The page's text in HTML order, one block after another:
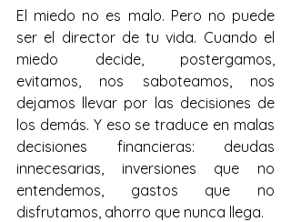
El miedo no es malo. Pero no puede
ser el director de tu vida. Cuando el
miedo decide, postergamos,
evitamos, nos saboteamos, nos
dejamos llevar por las decisiones de
los demás. Y eso se traduce en malas
decisiones financieras: deudas
innecesarias, inversiones que no
entendemos, gastos que no
disfrutamos, ahorro que nunca llega.